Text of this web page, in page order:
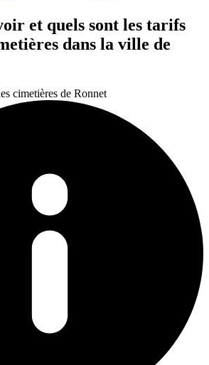
et quels sont les tarifs
dans la ville de
cimetières de Ronnet